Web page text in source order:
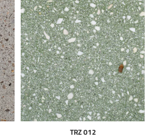
TRZ 012